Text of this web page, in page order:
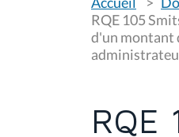
o
u
s
ê
t
RQE 105
d'un montant